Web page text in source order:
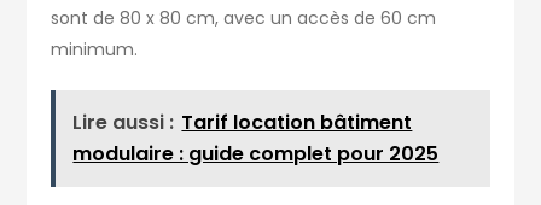
sont de 80 x 80 cm, avec un accès de 60 cm
minimum.
Lire aussi : Tarif location bâtiment
modulaire : guide complet pour 2025